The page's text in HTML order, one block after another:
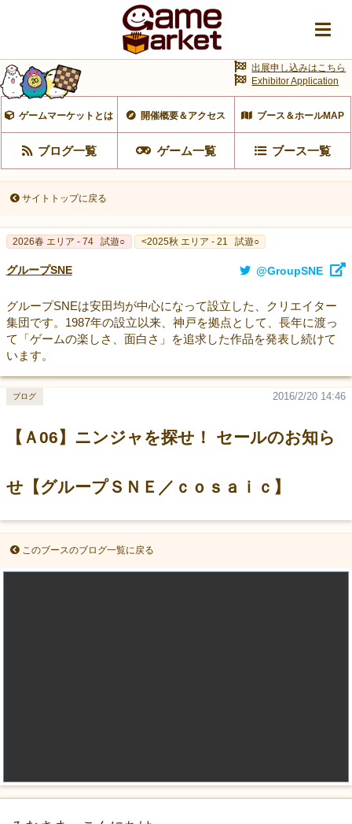
ゲームマーケットとは 開催概要＆アクセス ブース＆ホールMAP
ブログ一覧 ゲーム一覧 ブース一覧
出展申し込みはこちら
Exhibitor Application
サイトトップに戻る
2026春 エリア - 74 試遊○ <2025秋 エリア - 21 試遊○
グループSNE @GroupSNE
グループSNEは安田均が中心になって設立した、クリエイター
集団です。1987年の設立以来、神戸を拠点として、長年に渡っ
て「ゲームの楽しさ、面白さ」を追求した作品を発表し続けて
います。
【Ａ06】ニンジャを探せ！ セールのお知ら
せ【グループＳＮＥ／ｃｏｓａｉｃ】
2016/2/20 14:46
ブログ
このブースのブログ一覧に戻る